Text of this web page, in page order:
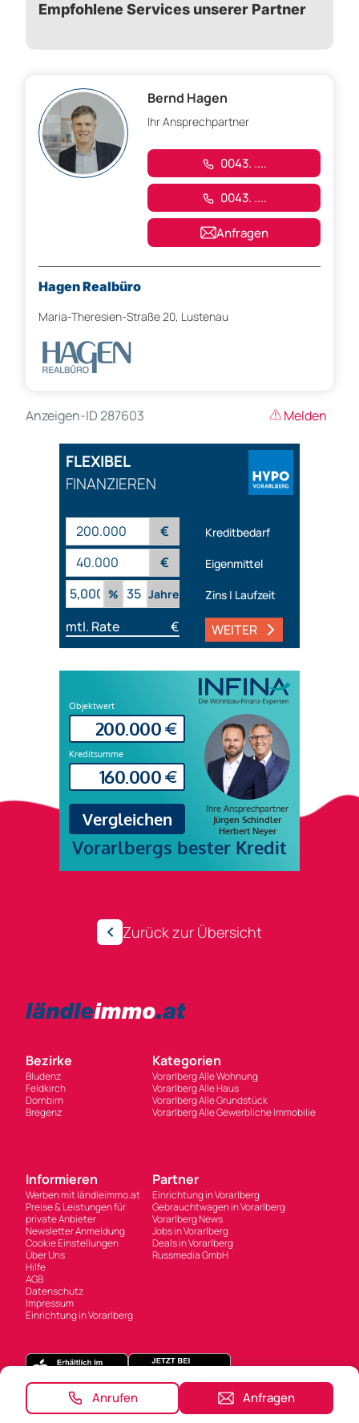
Empfohlene Services unserer Partner
Bernd Hagen
Ihr Ansprechpartner
0043. ....
0043. ....
Anfragen
Hagen Realbüro
Maria-Theresien-Straße 20, Lustenau
Anzeigen-ID 287603 Melden
FLEXIBEL
FINANZIEREN
€ Kreditbedarf
€
Eigenmittel
%
Jahre Zins | Laufzeit
mtl. Rate € WEITER
Zurück zur Übersicht
Anrufen Anfragen
Bezirke
Bludenz
Feldkirch
Dornbirn
Bregenz
Kategorien
Vorarlberg Alle Wohnung
Vorarlberg Alle Haus
Vorarlberg Alle Grundstück
Vorarlberg Alle Gewerbliche Immobilie
Informieren
Werben mit ländleimmo.at
Preise & Leistungen für
private Anbieter
Newsletter Anmeldung
Cookie Einstellungen
Über Uns
Hilfe
AGB
Datenschutz
Impressum
Einrichtung in Vorarlberg
Partner
Einrichtung in Vorarlberg
Gebrauchtwagen in Vorarlberg
Vorarlberg News
Jobs in Vorarlberg
Deals in Vorarlberg
Russmedia GmbH